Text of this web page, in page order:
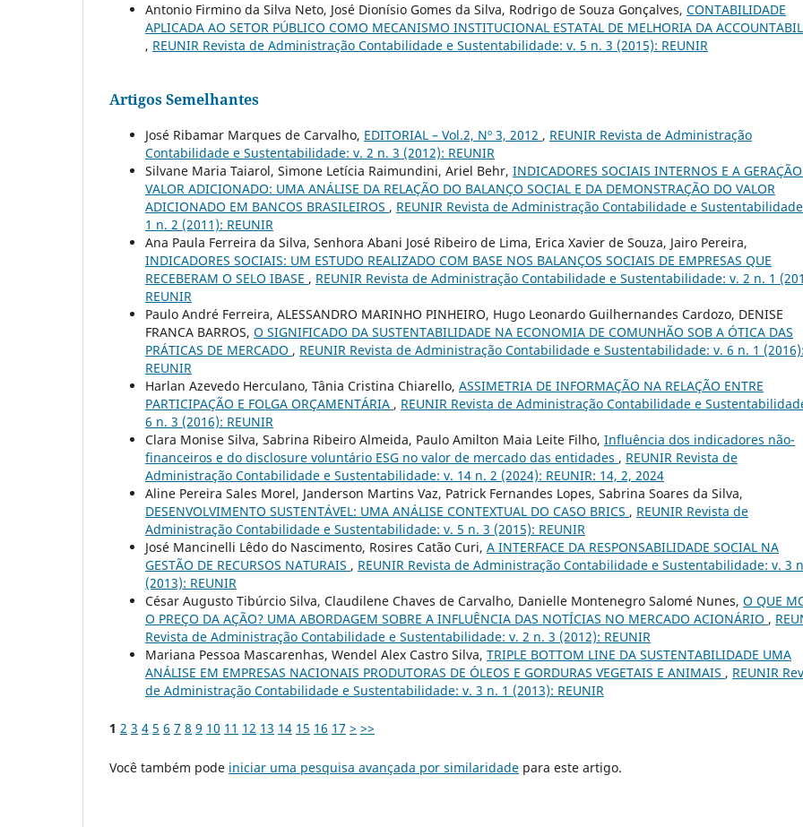
Antonio Firmino da Silva Neto, José Dionísio Gomes da Silva, Rodrigo de Souza Gonçalves, CONTABILIDADE
APLICADA AO SETOR PÚBLICO COMO MECANISMO INSTITUCIONAL ESTATAL DE MELHORIA DA
, REUNIR Revista de Administração Contabilidade e Sustentabilidade: v. 5 n. 3 (2015): REUNIR
Artigos Semelhantes
José Ribamar Marques de Carvalho, EDITORIAL – Vol.2, Nº 3, 2012 , REUNIR Revista de Administração
Contabilidade e Sustentabilidade: v. 2 n. 3 (2012): REUNIR
Silvane Maria Taiarol, Simone Letícia Raimundini, Ariel Behr, INDICADORES SOCIAIS INTERNOS E A
VALOR ADICIONADO: UMA ANÁLISE DA RELAÇÃO DO BALANÇO SOCIAL E DA DEMONSTRAÇÃO DO VALOR
ADICIONADO EM BANCOS BRASILEIROS , REUNIR Revista de Administração Contabilidade e
1 n. 2 (2011): REUNIR
Ana Paula Ferreira da Silva, Senhora Abani José Ribeiro de Lima, Erica Xavier de Souza, Jairo Pereira,
INDICADORES SOCIAIS: UM ESTUDO REALIZADO COM BASE NOS BALANÇOS SOCIAIS DE EMPRESAS QUE
RECEBERAM O SELO IBASE , REUNIR Revista de Administração Contabilidade e Sustentabilidade: v. 2 n. 1
REUNIR
Paulo André Ferreira, ALESSANDRO MARINHO PINHEIRO, Hugo Leonardo Guilhernandes Cardozo, DENISE
FRANCA BARROS, O SIGNIFICADO DA SUSTENTABILIDADE NA ECONOMIA DE COMUNHÃO SOB A ÓTICA DAS
PRÁTICAS DE MERCADO , REUNIR Revista de Administração Contabilidade e Sustentabilidade: v. 6 n. 1 (2016):
REUNIR
Harlan Azevedo Herculano, Tânia Cristina Chiarello, ASSIMETRIA DE INFORMAÇÃO NA RELAÇÃO ENTRE
PARTICIPAÇÃO E FOLGA ORÇAMENTÁRIA , REUNIR Revista de Administração Contabilidade e
6 n. 3 (2016): REUNIR
Clara Monise Silva, Sabrina Ribeiro Almeida, Paulo Amilton Maia Leite Filho, Influência dos indicadores não-
financeiros e do disclosure voluntário ESG no valor de mercado das entidades , REUNIR Revista de
Administração Contabilidade e Sustentabilidade: v. 14 n. 2 (2024): REUNIR: 14, 2, 2024
Aline Pereira Sales Morel, Janderson Martins Vaz, Patrick Fernandes Lopes, Sabrina Soares da Silva,
DESENVOLVIMENTO SUSTENTÁVEL: UMA ANÁLISE CONTEXTUAL DO CASO BRICS , REUNIR Revista de
Administração Contabilidade e Sustentabilidade: v. 5 n. 3 (2015): REUNIR
José Mancinelli Lêdo do Nascimento, Rosires Catão Curi, A INTERFACE DA RESPONSABILIDADE SOCIAL NA
GESTÃO DE RECURSOS NATURAIS , REUNIR Revista de Administração Contabilidade e Sustentabilidade: v. 3
(2013): REUNIR
César Augusto Tibúrcio Silva, Claudilene Chaves de Carvalho, Danielle Montenegro Salomé Nunes, O QUE
O PREÇO DA AÇÃO? UMA ABORDAGEM SOBRE A INFLUÊNCIA DAS NOTÍCIAS NO MERCADO ACIONÁRIO ,
Revista de Administração Contabilidade e Sustentabilidade: v. 2 n. 3 (2012): REUNIR
Mariana Pessoa Mascarenhas, Wendel Alex Castro Silva, TRIPLE BOTTOM LINE DA SUSTENTABILIDADE UMA
ANÁLISE EM EMPRESAS NACIONAIS PRODUTORAS DE ÓLEOS E GORDURAS VEGETAIS E ANIMAIS , REUNIR
de Administração Contabilidade e Sustentabilidade: v. 3 n. 1 (2013): REUNIR
1 2 3 4 5 6 7 8 9 10 11 12 13 14 15 16 17 > >>
Você também pode iniciar uma pesquisa avançada por similaridade para este artigo.